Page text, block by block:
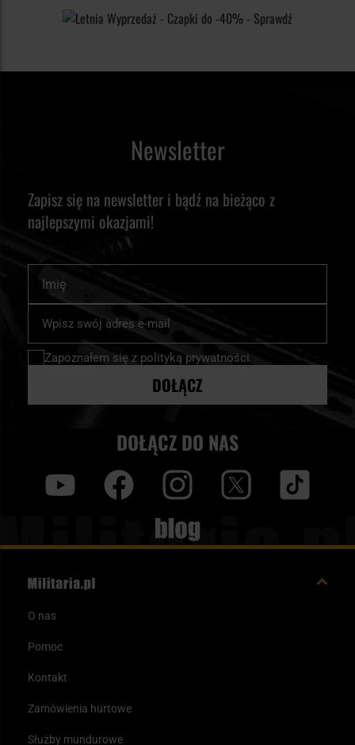
Newsletter
Zapisz się na newsletter i bądź na bieżąco z
najlepszymi okazjami!
nasz
newsletter:
Zapoznałem się z polityką prywatności
DOŁĄCZ
DOŁĄCZ DO NAS
Blog
O nas
Pomoc
Kontakt
Zamówienia hurtowe
Służby mundurowe